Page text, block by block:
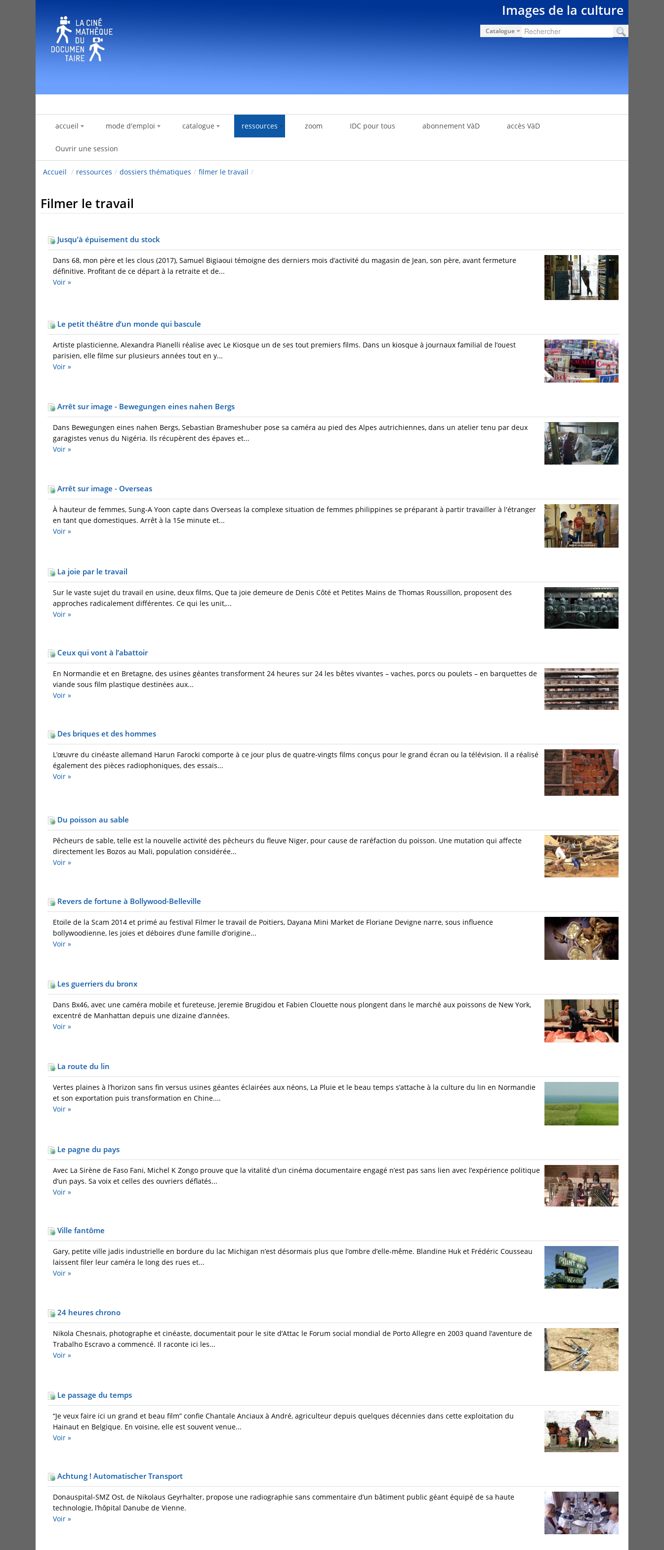
Images de la culture
Catalogue
accueil mode d'emploi catalogue ressources zoom IDC pour tous abonnement VàD accès VàD
Ouvrir une session
Accueil / ressources / dossiers thématiques / filmer le travail /
Filmer le travail
Jusqu’à épuisement du stock
Dans 68, mon père et les clous (2017), Samuel Bigiaoui témoigne des derniers mois d’activité du magasin de Jean, son père, avant fermeture
définitive. Profitant de ce départ à la retraite et de...
Voir »
Le petit théâtre d’un monde qui bascule
Artiste plasticienne, Alexandra Pianelli réalise avec Le Kiosque un de ses tout premiers films. Dans un kiosque à journaux familial de l’ouest
parisien, elle filme sur plusieurs années tout en y...
Voir »
Arrêt sur image - Bewegungen eines nahen Bergs
Dans Bewegungen eines nahen Bergs, Sebastian Brameshuber pose sa caméra au pied des Alpes autrichiennes, dans un atelier tenu par deux
garagistes venus du Nigéria. Ils récupèrent des épaves et...
Voir »
Arrêt sur image - Overseas
À hauteur de femmes, Sung-A Yoon capte dans Overseas la complexe situation de femmes philippines se préparant à partir travailler à l'étranger
en tant que domestiques. Arrêt à la 15e minute et...
Voir »
La joie par le travail
Sur le vaste sujet du travail en usine, deux films, Que ta joie demeure de Denis Côté et Petites Mains de Thomas Roussillon, proposent des
approches radicalement différentes. Ce qui les unit,...
Voir »
Ceux qui vont à l’abattoir
En Normandie et en Bretagne, des usines géantes transforment 24 heures sur 24 les bêtes vivantes – vaches, porcs ou poulets – en barquettes de
viande sous film plastique destinées aux...
Voir »
Des briques et des hommes
L’œuvre du cinéaste allemand Harun Farocki comporte à ce jour plus de quatre-vingts films conçus pour le grand écran ou la télévision. Il a réalisé
également des pièces radiophoniques, des essais...
Voir »
Du poisson au sable
Pêcheurs de sable, telle est la nouvelle activité des pêcheurs du fleuve Niger, pour cause de raréfaction du poisson. Une mutation qui affecte
directement les Bozos au Mali, population considérée...
Voir »
Revers de fortune à Bollywood-Belleville
Etoile de la Scam 2014 et primé au festival Filmer le travail de Poitiers, Dayana Mini Market de Floriane Devigne narre, sous influence
bollywoodienne, les joies et déboires d’une famille d’origine...
Voir »
Les guerriers du bronx
Dans Bx46, avec une caméra mobile et fureteuse, Jeremie Brugidou et Fabien Clouette nous plongent dans le marché aux poissons de New York,
excentré de Manhattan depuis une dizaine d’années.
Voir »
La route du lin
Vertes plaines à l’horizon sans fin versus usines géantes éclairées aux néons, La Pluie et le beau temps s’attache à la culture du lin en Normandie
et son exportation puis transformation en Chine....
Voir »
Le pagne du pays
Avec La Sirène de Faso Fani, Michel K Zongo prouve que la vitalité d’un cinéma documentaire engagé n’est pas sans lien avec l’expérience politique
d’un pays. Sa voix et celles des ouvriers déflatés...
Voir »
Ville fantôme
Gary, petite ville jadis industrielle en bordure du lac Michigan n’est désormais plus que l’ombre d’elle-même. Blandine Huk et Frédéric Cousseau
laissent filer leur caméra le long des rues et...
Voir »
24 heures chrono
Nikola Chesnais, photographe et cinéaste, documentait pour le site d’Attac le Forum social mondial de Porto Allegre en 2003 quand l’aventure de
Trabalho Escravo a commencé. Il raconte ici les...
Voir »
Le passage du temps
“Je veux faire ici un grand et beau film” confie Chantale Anciaux à André, agriculteur depuis quelques décennies dans cette exploitation du
Hainaut en Belgique. En voisine, elle est souvent venue...
Voir »
Achtung ! Automatischer Transport
Donauspital-SMZ Ost, de Nikolaus Geyrhalter, propose une radiographie sans commentaire d’un bâtiment public géant équipé de sa haute
technologie, l’hôpital Danube de Vienne.
Voir »